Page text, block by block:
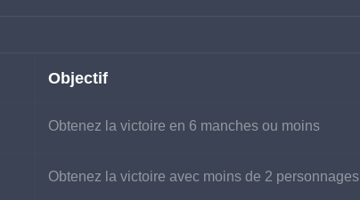
Objectif
Obtenez la victoire en 6 manches ou moins
Obtenez la victoire avec moins de 2